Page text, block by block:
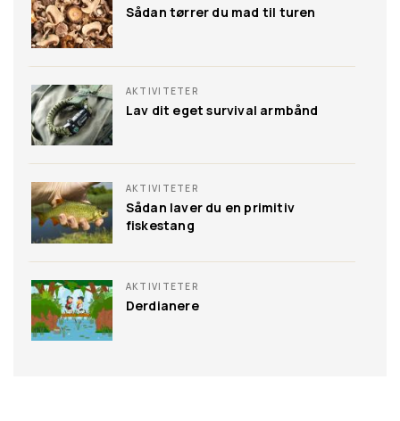
Lejrplads
Tidspunkt
Transport
Sikkerhed
- Leg: British Bulldog
- Aktivitet: Vælg 10 ting patruljen må have med på
tur (omfatter ikke tøj, rygsæk, fælles mad og
førstehjælpskit samt personligt udstyr som
medicin el. lign.).
- Reflektion: Lyskryds evaluering
Sådan tørrer du mad til turen
AKTIVITETER
Lav dit eget survival armbånd
AKTIVITETER
Sådan laver du en primitiv
fiskestang
AKTIVITETER
Derdianere